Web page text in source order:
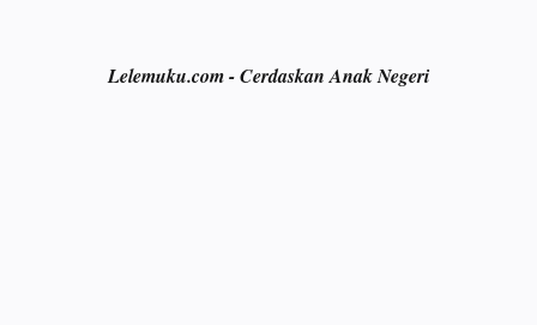
Lelemuku.com - Cerdaskan Anak Negeri